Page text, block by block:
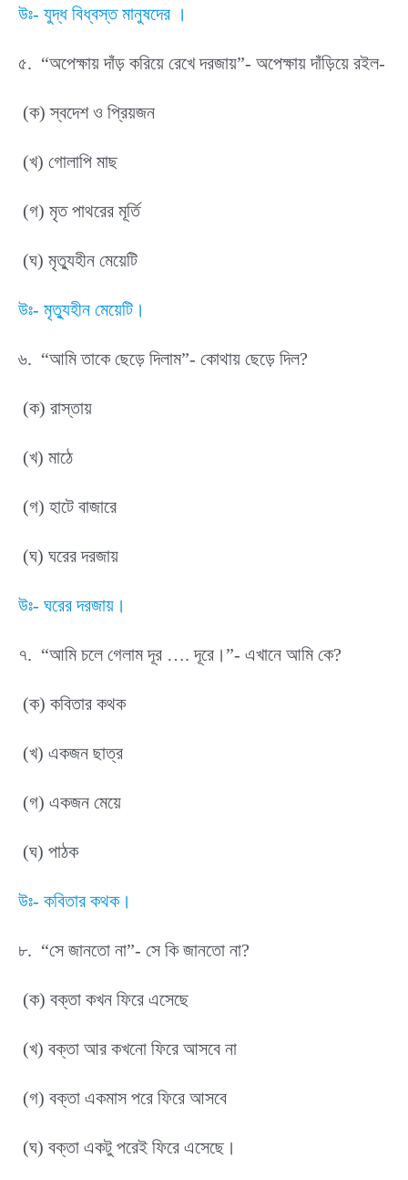
উঃ- যুদ্ধ বিধ্বস্ত মানুষদের ।
৫. “অপেক্ষায় দাঁড় করিয়ে রেখে দরজায়”- অপেক্ষায় দাঁড়িয়ে রইল-
(ক) স্বদেশ ও প্রিয়জন
(খ) গোলাপি মাছ
(গ) মৃত পাথরের মূর্তি
(ঘ) মৃত্যুহীন মেয়েটি
উঃ- মৃত্যুহীন মেয়েটি।
৬. “আমি তাকে ছেড়ে দিলাম”- কোথায় ছেড়ে দিল?
(ক) রাস্তায়
(খ) মাঠে
(গ) হাটে বাজারে
(ঘ) ঘরের দরজায়
উঃ- ঘরের দরজায়।
৭. “আমি চলে গেলাম দূর …. দূরে।”- এখানে আমি কে?
(ক) কবিতার কথক
(খ) একজন ছাত্র
(গ) একজন মেয়ে
(ঘ) পাঠক
উঃ- কবিতার কথক।
৮. “সে জানতো না”- সে কি জানতো না?
(ক) বক্তা কখন ফিরে এসেছে
(খ) বক্তা আর কখনো ফিরে আসবে না
(গ) বক্তা একমাস পরে ফিরে আসবে
(ঘ) বক্তা একটু পরেই ফিরে এসেছে।